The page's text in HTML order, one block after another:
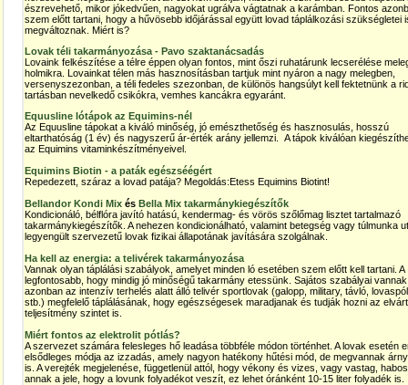
észrevehető, mikor jókedvűen, nagyokat ugrálva vágtatnak a karámban. Fontos
szem előtt tartani, hogy a hűvösebb időjárással együtt lovad táplálkozási szükségletei
megváltoznak. Miért is?
Lovak téli takarmányozása - Pavo szaktanácsadás
Lovaink felkészítése a télre éppen olyan fontos, mint őszi ruhatárunk lecserélése
holmikra. Lovainkat télen más hasznosításban tartjuk mint nyáron a nagy melegben,
versenyszezonban, a téli fedeles szezonban, de különös hangsúlyt kell fektetnünk a
tartásban nevelkedő csikókra, vemhes kancákra egyaránt.
Equusline lótápok az Equimins-nél
Az Equusline tápokat a kiváló minőség, jó emészthetőség és hasznosulás, hosszú
eltarthatóság (1 év) és nagyszerű ár-érték arány jellemzi. A tápok kiválóan
az Equimins vitaminkészítményeivel.
Equimins Biotin - a paták egészséégért
Repedezett, száraz a lovad patája? Megoldás:Etess Equimins Biotint!
Bellandor Kondi Mix és Bella Mix takarmánykiegészítők
Kondicionáló, bélflóra javító hatású, kendermag- és vörös szőlőmag lisztet tartalmazó
takarmánykiegészítők. A nehezen kondicionálható, valamint betegség vagy túlmunka
legyengült szervezetű lovak fizikai állapotának javítására szolgálnak.
Ha kell az energia: a telivérek takarmányozása
Vannak olyan táplálási szabályok, amelyet minden ló esetében szem előtt kell tartani. A
legfontosabb, hogy mindig jó minőségű takarmány etessünk. Sajátos szabályai vannak
azonban az intenzív terhelés alatt álló telivér sportlovak (galopp, military, távló,
stb.) megfelelő táplálásának, hogy egészségesek maradjanak és tudják hozni az elvárt
teljesítmény szintet is.
Miért fontos az elektrolit pótlás?
A szervezet számára felesleges hő leadása többféle módon történhet. A lovak esetén
elsődleges módja az izzadás, amely nagyon hatékony hűtési mód, de megvannak
is. A verejték megjelenése, függetlenül attól, hogy vékony és vizes, vagy vastag,
annak a jele, hogy a lovunk folyadékot veszít, ez lehet óránként 10-15 liter folyadék is.